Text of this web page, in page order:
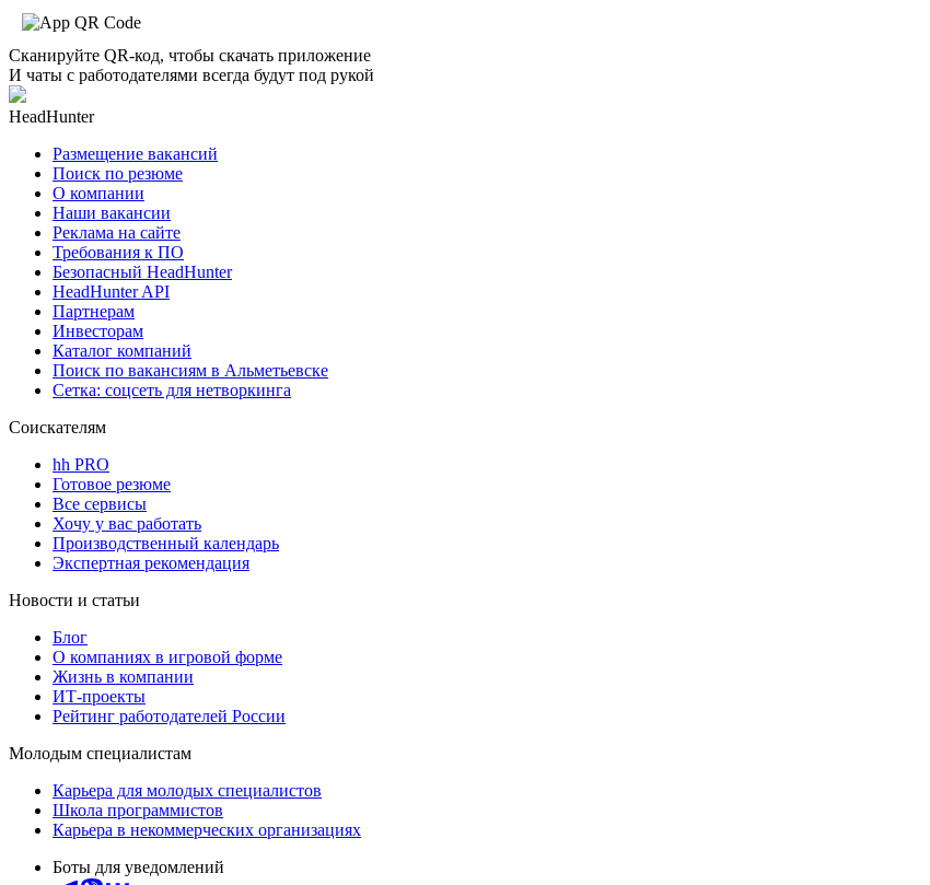
Сканируйте QR-код, чтобы скачать приложение
И чаты с работодателями всегда будут под рукой
HeadHunter
Размещение вакансий
Поиск по резюме
О компании
Наши вакансии
Реклама на сайте
Требования к ПО
Безопасный HeadHunter
HeadHunter API
Партнерам
Инвесторам
Каталог компаний
Поиск по вакансиям в Альметьевске
Сетка: соцсеть для нетворкинга
Соискателям
hh PRO
Готовое резюме
Все сервисы
Хочу у вас работать
Производственный календарь
Экспертная рекомендация
Новости и статьи
Блог
О компаниях в игровой форме
Жизнь в компании
ИТ-проекты
Рейтинг работодателей России
Молодым специалистам
Карьера для молодых специалистов
Школа программистов
Карьера в некоммерческих организациях
Боты для уведомлений